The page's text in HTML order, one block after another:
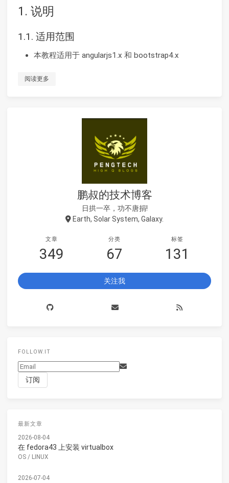
1. 说明
1.1. 适用范围
本教程适用于 angularjs1.x 和 bootstrap4.x
阅读更多
鹏叔的技术博客
日拱一卒，功不唐捐!
Earth, Solar System, Galaxy.
文章
349
分类
67
标签
131
关注我
FOLLOW.IT
最新文章
2026-08-04
在 fedora43 上安装 virtualbox
OS / LINUX
2026-07-04